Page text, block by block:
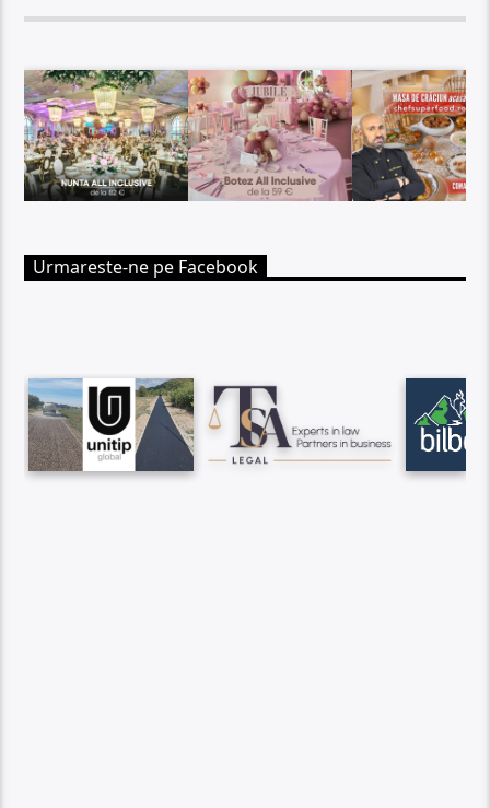
Urmareste-ne pe Facebook